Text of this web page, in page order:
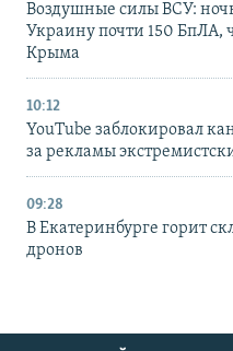
Воздушные силы ВСУ:
Украину почти 150 БпЛА,
Крыма
10:12
YouTube заблокировал
за рекламы
09:28
В Екатеринбурге горит
дронов